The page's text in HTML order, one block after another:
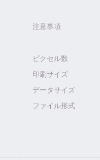
注意事項
ピクセル数
印刷サイズ
データサイズ
ファイル形式